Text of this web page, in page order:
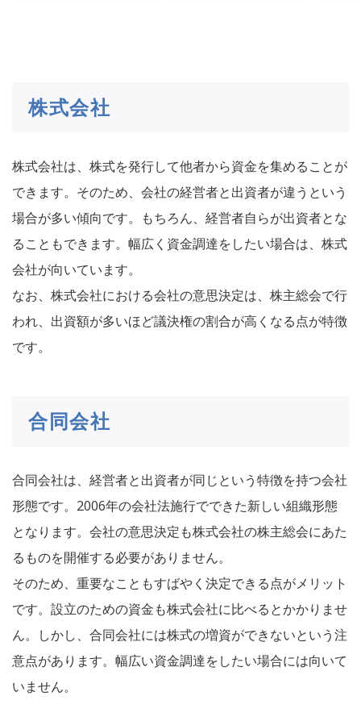
株式会社
株式会社は、株式を発行して他者から資金を集めることが
できます。そのため、会社の経営者と出資者が違うという
場合が多い傾向です。もちろん、経営者自らが出資者とな
ることもできます。幅広く資金調達をしたい場合は、株式
会社が向いています。
なお、株式会社における会社の意思決定は、株主総会で行
われ、出資額が多いほど議決権の割合が高くなる点が特徴
です。
合同会社
合同会社は、経営者と出資者が同じという特徴を持つ会社
形態です。2006年の会社法施行でできた新しい組織形態
となります。会社の意思決定も株式会社の株主総会にあた
るものを開催する必要がありません。
そのため、重要なこともすばやく決定できる点がメリット
です。設立のための資金も株式会社に比べるとかかりませ
ん。しかし、合同会社には株式の増資ができないという注
意点があります。幅広い資金調達をしたい場合には向いて
いません。